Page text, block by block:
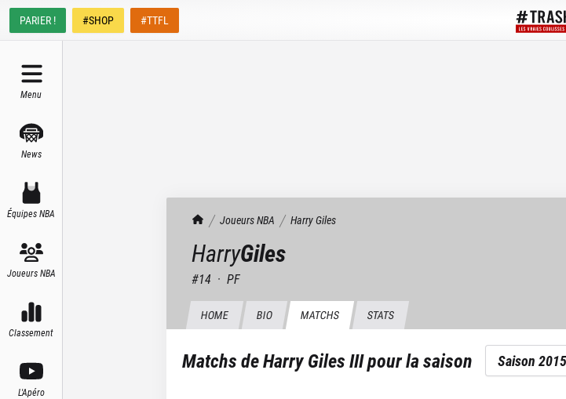
PARIER ! #SHOP #TTFL
Menu
News
Équipes NBA
Joueurs NBA
Classement
L'Apéro
TrashTalk Actu NBA
Joueurs NBA HarryGiles
HarryGiles
#14 · PF
HOME BIO MATCHS STATS
Matchs deHarry Giles IIIpour la saison Saison